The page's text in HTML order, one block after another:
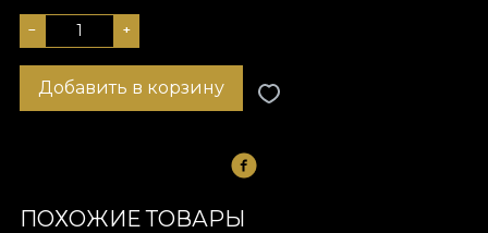
− +
Добавить в корзину
ПОХОЖИЕ ТОВАРЫ